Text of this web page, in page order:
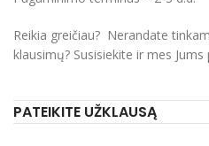
Reikia greičiau? Nerandate
klausimų? Susisiekite ir mes Jums
PATEIKITE UŽKLAUSĄ